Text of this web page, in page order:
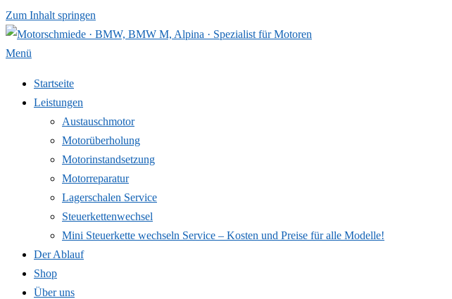
Zum Inhalt springen
Menü
Startseite
Leistungen
Austauschmotor
Motorüberholung
Motorinstandsetzung
Motorreparatur
Lagerschalen Service
Steuerkettenwechsel
Mini Steuer­kette wechseln Service – Kosten und Preise für alle Modelle!
Der Ablauf
Shop
Über uns